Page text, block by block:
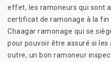
effet, les ramoneurs qui sont
certificat de ramonage à la
Chaagar ramonage qui se
pour pouvoir être assuré si les
outre, un bon ramoneur